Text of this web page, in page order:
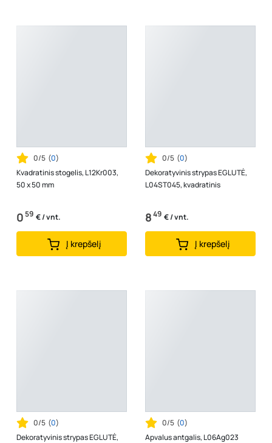
0/5 (0)
Kvadratinis stogelis, L12Kr003,
50 x 50 mm
059 € / vnt.
Į krepšelį
0/5 (0)
Dekoratyvinis strypas EGLUTĖ,
L04ST045, kvadratinis
849 € / vnt.
Į krepšelį
0/5 (0)
Dekoratyvinis strypas EGLUTĖ,
0/5 (0)
Apvalus antgalis, L06Ag023